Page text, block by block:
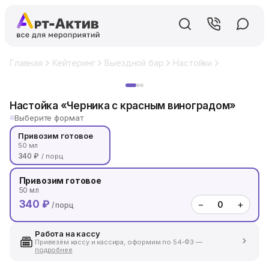
Главная Кейтеринг Выездной бар Настойки
Настойка «Черника с красным виноградом»
Выберите формат
Привозим готовое
50 мл
340 ₽ / порц
Привозим готовое
50 мл
340 ₽ / порц − +
Работа на кассу
Привезём кассу и кассира, оформим по 54-ФЗ —
подробнее